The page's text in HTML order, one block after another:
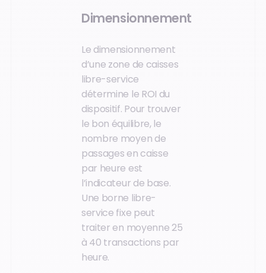
Dimensionnement
Le dimensionnement
d’une zone de caisses
libre-service
détermine le ROI du
dispositif. Pour trouver
le bon équilibre, le
nombre moyen de
passages en caisse
par heure est
l’indicateur de base.
Une borne libre-
service fixe peut
traiter en moyenne 25
à 40 transactions par
heure.